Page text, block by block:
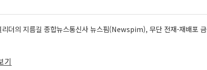
더의 지름길 종합뉴스통신사 뉴스핌(Newspim), 무단 전재-재배포
기